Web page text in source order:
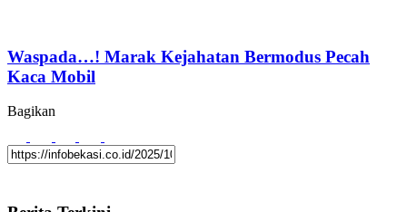
Waspada…! Marak Kejahatan Bermodus Pecah
Kaca Mobil
Bagikan